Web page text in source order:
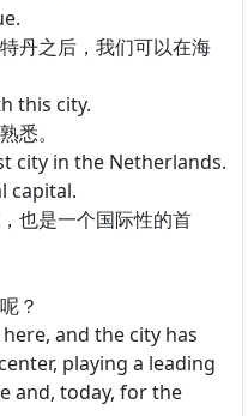
之后，我们可以在海
this city.
。
in the Netherlands.
capital.
也是一个国际性的首
？
and the city has
playing a leading
and, today, for the